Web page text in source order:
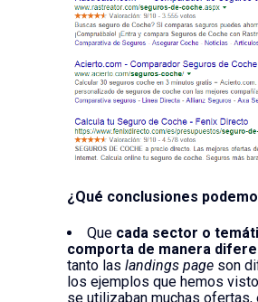
¿Qué conclusiones
Que cada sector o
comporta de manera
tanto las landings page son
los ejemplos que hemos
se utilizaban muchas ofertas,